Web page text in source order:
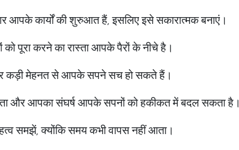
आपके कार्यों की शुरुआत हैं, इसलिए इसे सकारात्मक बनाएं।
पूरा करने का रास्ता आपके पैरों के नीचे है।
कड़ी मेहनत से आपके सपने सच हो सकते हैं।
और आपका संघर्ष आपके सपनों को हकीकत में बदल सकता है।
समझें, क्योंकि समय कभी वापस नहीं आता।